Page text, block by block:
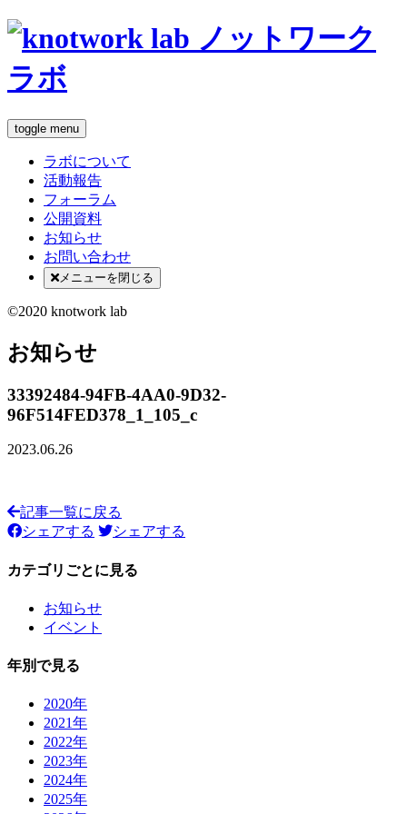
toggle menu
ラボについて
活動報告
フォーラム
公開資料
お知らせ
お問い合わせ
メニューを閉じる
©2020 knotwork lab
お知らせ
33392484-94FB-4AA0-9D32-
96F514FED378_1_105_c
2023.06.26
記事一覧に戻る
シェアする
シェアする
カテゴリごとに見る
お知らせ
イベント
年別で見る
2020年
2021年
2022年
2023年
2024年
2025年